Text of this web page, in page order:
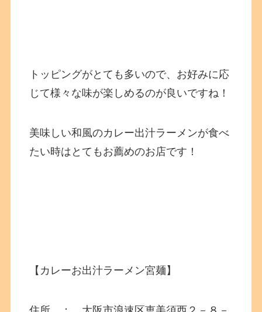
トッピングがとても多いので、お好みに応
じて様々な味が楽しめるのが良いですね！
美味しい和風のカレー出汁ラーメンが食べ
たい時はとてもお薦めのお店です！
【カレーお出汁ラーメン宮麺】